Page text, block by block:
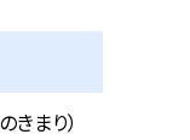
きまり）